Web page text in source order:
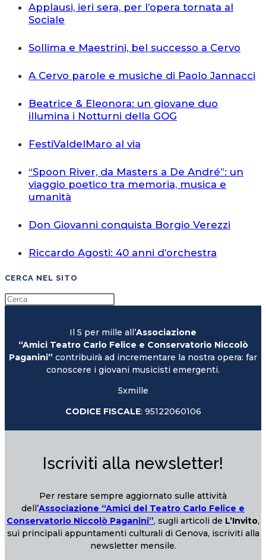
Applausi, ieri sera, per l’opera tornata al
Sociale
Sollima e Maestrini, bel successo a Cervo
A Cervo parole e musiche di Paolo Jannacci
Beatrice & Eleonora: un giovane duo
illumina i Notturni della GOG
FestiValdelMaro al via
“Spoon River, da Masters a De André”: un
viaggio poetico tra memoria, musica e
umanità
Don Giovanni conquista Borgio Verezzi
Riccardo Agosti: 40 anni d’orchestra
CERCA NEL SITO
Il 5 per mille all’Associazione
“Amici Teatro Carlo Felice e Conservatorio Niccolò
Paganini” contribuirà ad incrementare la nostra opera: far
conoscere i giovani musicisti emergenti.
5xmille
CODICE FISCALE: 95122060106
Iscriviti alla newsletter!
Per restare sempre aggiornato sulle attività
dell’Associazione “Amici del Teatro Carlo Felice e
Conservatorio Niccolò Paganini”, sugli articoli de L’Invito,
sui principali appuntamenti culturali di Genova, iscriviti alla
newsletter mensile.